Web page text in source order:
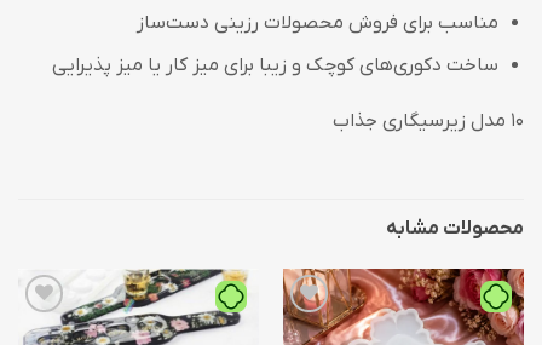
مناسب برای فروش محصولات رزینی دست‌ساز
ساخت دکوری‌های کوچک و زیبا برای میز کار یا میز پذیرایی
۱۰ مدل زیرسیگاری جذاب
محصولات مشابه
افزودن
افزودن